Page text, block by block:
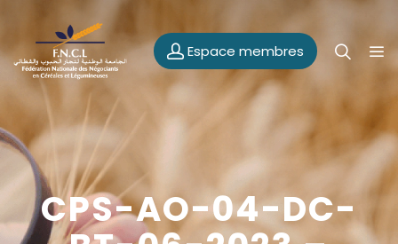
Espace membres
CPS-AO-04-DC-